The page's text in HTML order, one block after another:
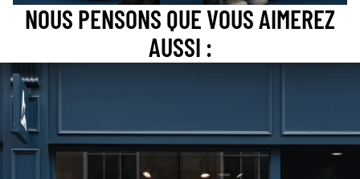
NOUS PENSONS QUE VOUS AIMEREZ
AUSSI :